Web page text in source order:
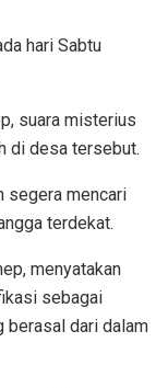
hari Sabtu
suara misterius
di desa tersebut.
segera mencari
terdekat.
menyatakan
sebagai
berasal dari dalam